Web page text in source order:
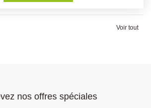
Voir tout
nos offres spéciales